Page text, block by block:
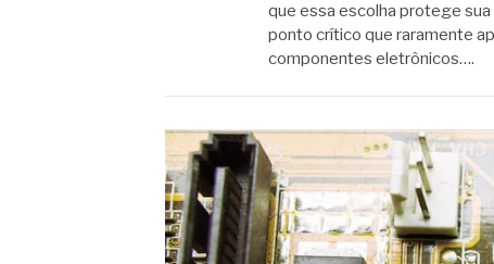
que essa escolha protege sua
ponto crítico que raramente
componentes eletrônicos….